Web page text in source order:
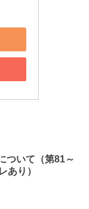
ついて（第81～
あり）